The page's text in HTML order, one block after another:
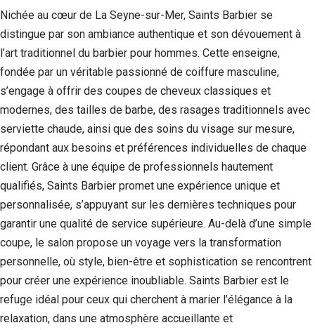
Nichée au cœur de La Seyne-sur-Mer, Saints Barbier se
distingue par son ambiance authentique et son dévouement à
l’art traditionnel du barbier pour hommes. Cette enseigne,
fondée par un véritable passionné de coiffure masculine,
s’engage à offrir des coupes de cheveux classiques et
modernes, des tailles de barbe, des rasages traditionnels avec
serviette chaude, ainsi que des soins du visage sur mesure,
répondant aux besoins et préférences individuelles de chaque
client. Grâce à une équipe de professionnels hautement
qualifiés, Saints Barbier promet une expérience unique et
personnalisée, s’appuyant sur les dernières techniques pour
garantir une qualité de service supérieure. Au-delà d’une simple
coupe, le salon propose un voyage vers la transformation
personnelle, où style, bien-être et sophistication se rencontrent
pour créer une expérience inoubliable. Saints Barbier est le
refuge idéal pour ceux qui cherchent à marier l’élégance à la
relaxation, dans une atmosphère accueillante et